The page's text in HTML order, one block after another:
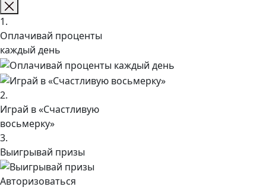
1.
Оплачивай проценты
каждый день
2.
Играй в «Счастливую
восьмерку»
3.
Выигрывай призы
Авторизоваться